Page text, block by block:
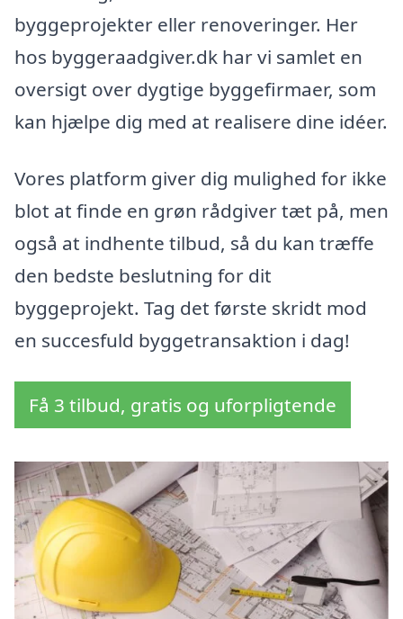
byggeprojekter eller renoveringer. Her
hos byggeraadgiver.dk har vi samlet en
oversigt over dygtige byggefirmaer, som
kan hjælpe dig med at realisere dine idéer.
Vores platform giver dig mulighed for ikke
blot at finde en grøn rådgiver tæt på, men
også at indhente tilbud, så du kan træffe
den bedste beslutning for dit
byggeprojekt. Tag det første skridt mod
en succesfuld byggetransaktion i dag!
Få 3 tilbud, gratis og uforpligtende